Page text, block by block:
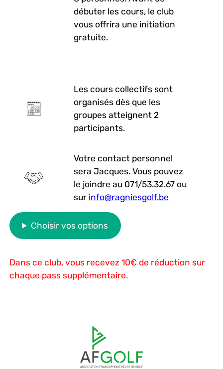
débuter les cours, le club
vous offrira une initiation
gratuite.
Les cours collectifs sont
organisés dès que les
groupes atteignent 2
participants.
Votre contact personnel
sera Jacques. Vous pouvez
le joindre au 071/53.32.67 ou
sur info@ragniesgolf.be
Choisir vos options
Dans ce club, vous recevez 10€ de réduction sur
chaque pass supplémentaire.